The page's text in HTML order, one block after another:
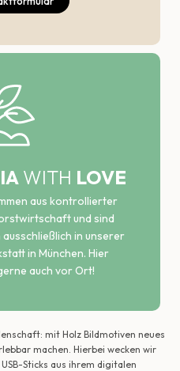
WITH LOVE
aus kontrollierter
und sind
in unserer
in München. Hier
auch vor Ort!
mit Holz Bildmotiven neues
machen. Hierbei wecken wir
Sticks aus ihrem digitalen